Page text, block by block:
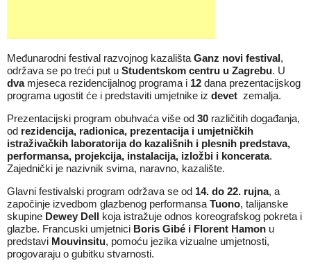
Međunarodni festival razvojnog kazališta Ganz novi festival,
održava se po treći put u Studentskom centru u Zagrebu. U
dvamjeseca rezidencijalnog programa i 12 dana prezentacijskog
programa ugostit će i predstaviti umjetnike iz devet zemalja.
Prezentacijski program obuhvaća više od 30 različitih događanja,
od rezidencija, radionica, prezentacija i umjetničkih
istraživačkih laboratorija do kazališnih i plesnih predstava,
performansa, projekcija, instalacija, izložbi i koncerata.
Zajednički je nazivnik svima, naravno, kazalište.
Glavni festivalski program održava se od 14. do 22. rujna, a
započinje izvedbom glazbenog performansa Tuono, talijanske
skupine Dewey Dell koja istražuje odnos koreografskog pokreta i
glazbe. Francuski umjetnici Boris Gibé i Florent Hamon u
predstavi Mouvinsitu, pomoću jezika vizualne umjetnosti,
progovaraju o gubitku stvarnosti.